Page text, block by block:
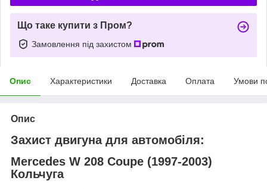
Що таке купити з Пром?
Замовлення під захистом
Опис Характеристики Доставка Оплата Умови
Опис
Захист двигуна для автомобіля:
Mercedes W 208 Coupe (1997-2003)
Кольчуга